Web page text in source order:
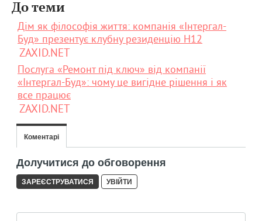
До теми
Дім як філософія життя: компанія «Інтергал-
Буд» презентує клубну резиденцію H12
ZAXID.NET
Послуга «Ремонт під ключ» від компанії
«Інтергал-Буд»: чому це вигідне рішення і як
все працює
ZAXID.NET